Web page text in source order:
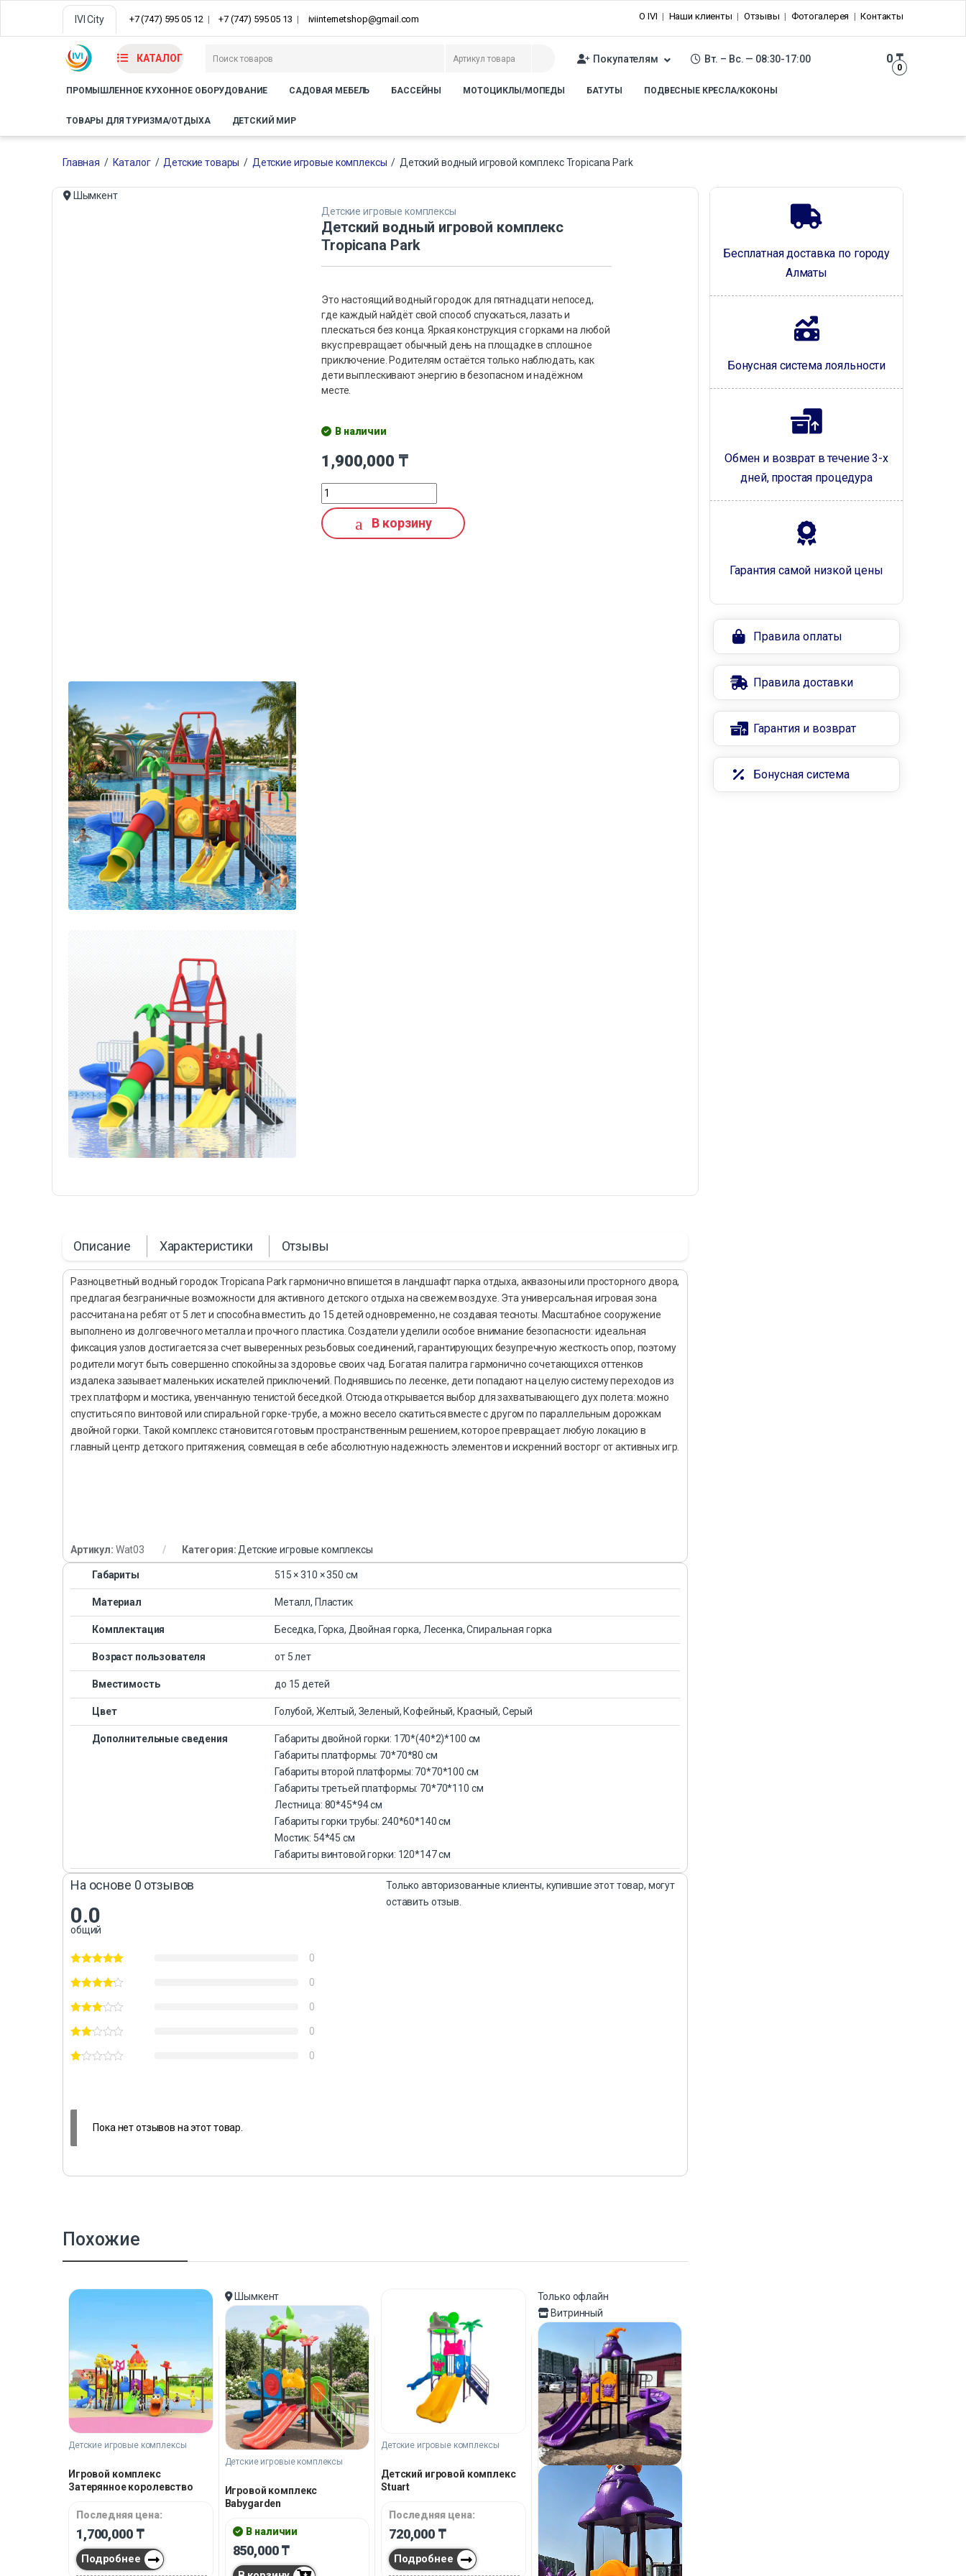
IVI City +7 (747) 595 05 12 +7 (747) 595 05 13 iviinternetshop@gmail.com О IVI Наши клиенты Отзывы Фотогалерея Контакты
КАТАЛОГ Покупателям Вт. – Вс. — 08:30-17:00
0
0₸
ПРОМЫШЛЕННОЕ КУХОННОЕ ОБОРУДОВАНИЕ САДОВАЯ МЕБЕЛЬ БАССЕЙНЫ МОТОЦИКЛЫ/МОПЕДЫ БАТУТЫ ПОДВЕСНЫЕ КРЕСЛА/КОКОНЫ
ТОВАРЫ ДЛЯ ТУРИЗМА/ОТДЫХА ДЕТСКИЙ МИР
Главная / Каталог / Детские товары / Детские игровые комплексы / Детский водный игровой комплекс Tropicana Park
Шымкент
Детские игровые комплексы
Детский водный игровой комплекс
Tropicana Park
Это настоящий водный городок для пятнадцати непосед,
где каждый найдёт свой способ спускаться, лазать и
плескаться без конца. Яркая конструкция с горками на любой
вкус превращает обычный день на площадке в сплошное
приключение. Родителям остаётся только наблюдать, как
дети выплескивают энергию в безопасном и надёжном
месте.
В наличии
1,900,000 ₸
В корзину
Описание Характеристики Отзывы
Разноцветный водный городок Tropicana Park гармонично впишется в ландшафт парка отдыха, аквазоны или просторного двора,
предлагая безграничные возможности для активного детского отдыха на свежем воздухе. Эта универсальная игровая зона
рассчитана на ребят от 5 лет и способна вместить до 15 детей одновременно, не создавая тесноты. Масштабное сооружение
выполнено из долговечного металла и прочного пластика. Создатели уделили особое внимание безопасности: идеальная
фиксация узлов достигается за счет выверенных резьбовых соединений, гарантирующих безупречную жесткость опор, поэтому
родители могут быть совершенно спокойны за здоровье своих чад. Богатая палитра гармонично сочетающихся оттенков
издалека зазывает маленьких искателей приключений. Поднявшись по лесенке, дети попадают на целую систему переходов из
трех платформ и мостика, увенчанную тенистой беседкой. Отсюда открывается выбор для захватывающего дух полета: можно
спуститься по винтовой или спиральной горке-трубе, а можно весело скатиться вместе с другом по параллельным дорожкам
двойной горки. Такой комплекс становится готовым пространственным решением, которое превращает любую локацию в
главный центр детского притяжения, совмещая в себе абсолютную надежность элементов и искренний восторг от активных игр.
Артикул: Wat03 Категория: Детские игровые комплексы
Габариты 515 × 310 × 350 см
Материал Металл, Пластик
Комплектация Беседка, Горка, Двойная горка, Лесенка, Спиральная горка
Возраст пользователя от 5 лет
Вместимость до 15 детей
Цвет Голубой, Желтый, Зеленый, Кофейный, Красный, Серый
Дополнительные сведения
Габариты двойной горки: 170*(40*2)*100 см
Габариты платформы: 70*70*80 см
Габариты второй платформы: 70*70*100 см
Габариты третьей платформы: 70*70*110 см
Лестница: 80*45*94 см
Габариты горки трубы: 240*60*140 см
Мостик: 54*45 см
Габариты винтовой горки: 120*147 см
На основе 0 отзывов
0.0
общий
0
0
0
0
0
Только авторизованные клиенты, купившие этот товар, могут
оставить отзыв.
Пока нет отзывов на этот товар.
Похожие
Детские игровые комплексы
Игровой комплекс
Затерянное королевство
Последняя цена:
1,700,000 ₸
Подробнее
Шымкент
Детские игровые комплексы
Игровой комплекс
Babygarden
В наличии
850,000₸
Детские игровые комплексы
Детский игровой комплекс
Stuart
Последняя цена:
720,000 ₸
Подробнее
Только офлайн
Витринный
Бесплатная доставка по городу
Алматы
Бонусная система лояльности
Обмен и возврат в течение 3-х
дней, простая процедура
Гарантия самой низкой цены
Правила оплаты
Правила доставки
Гарантия и возврат
Бонусная система